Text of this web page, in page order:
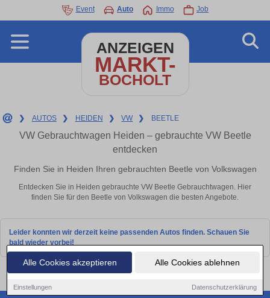
Alle Cookies akzeptieren Alle Cookies ablehnen
Einstellungen Datenschutzerklärung
Event Auto Immo Job
ANZEIGEN
MARKT-
BOCHOLT
❯ AUTOS ❯ HEIDEN ❯ VW ❯ BEETLE
VW Gebrauchtwagen Heiden – gebrauchte VW Beetle
entdecken
Finden Sie in Heiden Ihren gebrauchten Beetle von Volkswagen
Entdecken Sie in Heiden gebrauchte VW Beetle Gebrauchtwagen. Hier
finden Sie für den Beetle von Volkswagen die besten Angebote.
Leider konnten wir derzeit keine passenden Autos finden. Schauen Sie
bald wieder vorbei!